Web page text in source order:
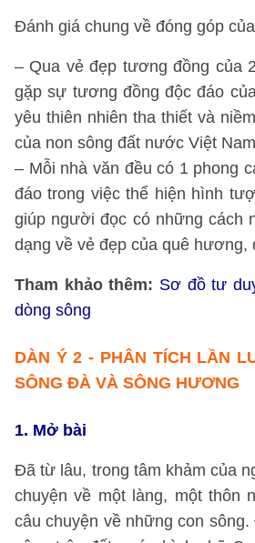
Đánh giá chung về đóng góp
– Qua vẻ đẹp tương đồng của
gặp sự tương đồng độc đáo
yêu thiên nhiên tha thiết và
của non sông đất nước Việt
– Mỗi nhà văn đều có 1 phong
đáo trong việc thể hiện hình
giúp người đọc có những cách
dạng về vẻ đẹp của quê hương,
Tham khảo thêm: Sơ đồ tư
dòng sông
DÀN Ý 2 - PHÂN TÍCH LẦN
SÔNG ĐÀ VÀ SÔNG HƯƠNG
1. Mở bài
Đã từ lâu, trong tâm khảm của
chuyện về một làng, một thôn
câu chuyện về những con